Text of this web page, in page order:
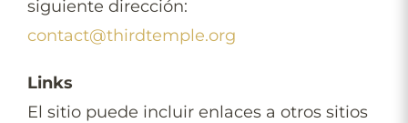
siguiente dirección:
contact@thirdtemple.org
Links
El sitio puede incluir enlaces a otros sitios